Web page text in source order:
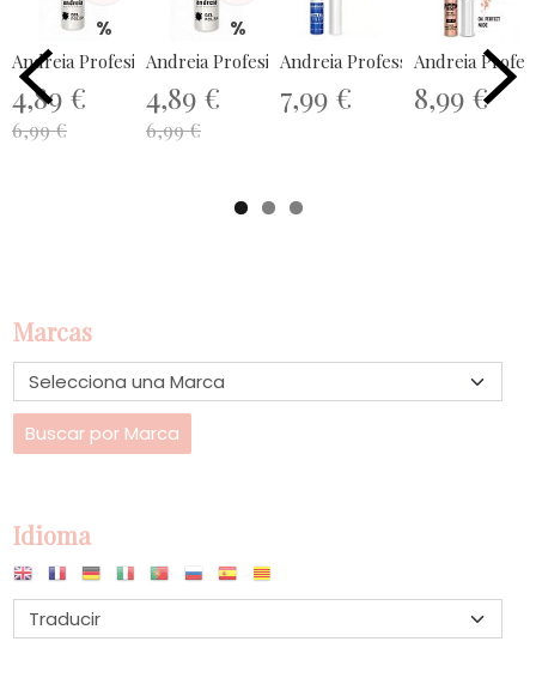
Marcas
Idioma
%
Andreia Profesional Gel Polish...
4,89 €
6,99 €
%
Andreia Profesional Gel Polish...
4,89 €
6,99 €
Andreia Professional Metal
7,99 € 8,99 €